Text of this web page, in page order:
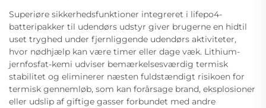
Superiøre sikkerhedsfunktioner integreret i lifepo4-
batteripakker til udendørs udstyr giver brugerne en hidtil
uset tryghed under fjernliggende udendørs aktiviteter,
hvor nødhjælp kan være timer eller dage væk. Lithium-
jernfosfat-kemi udviser bemærkelsesværdig termisk
stabilitet og eliminerer næsten fuldstændigt risikoen for
termisk gennemløb, som kan forårsage brand, eksplosioner
eller udslip af giftige gasser forbundet med andre